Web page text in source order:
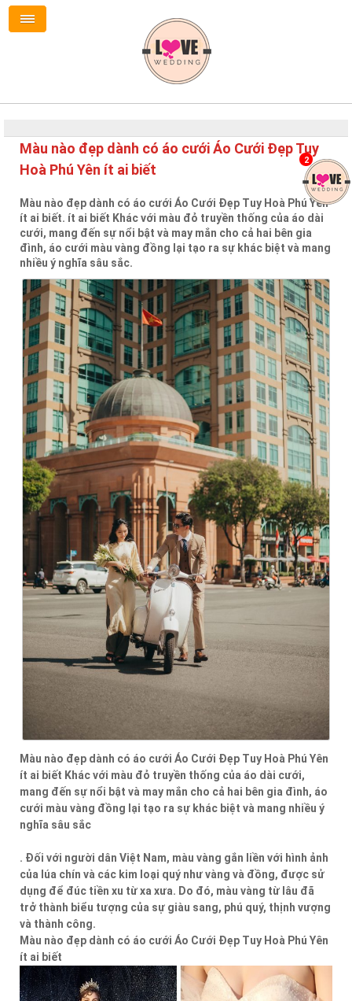
Màu nào đẹp dành có áo cưới Áo Cưới Đẹp Tuy
Hoà Phú Yên ít ai biết
Màu nào đẹp dành có áo cưới Áo Cưới Đẹp Tuy Hoà Phú Yên
ít ai biết. ít ai biết Khác với màu đỏ truyền thống của áo dài
cưới, mang đến sự nổi bật và may mắn cho cả hai bên gia
đình, áo cưới màu vàng đồng lại tạo ra sự khác biệt và mang
nhiều ý nghĩa sâu sắc.
Màu nào đẹp dành có áo cưới Áo Cưới Đẹp Tuy Hoà Phú Yên
ít ai biết Khác với màu đỏ truyền thống của áo dài cưới,
mang đến sự nổi bật và may mắn cho cả hai bên gia đình, áo
cưới màu vàng đồng lại tạo ra sự khác biệt và mang nhiều ý
nghĩa sâu sắc
. Đối với người dân Việt Nam, màu vàng gắn liền với hình ảnh
của lúa chín và các kim loại quý như vàng và đồng, được sử
dụng để đúc tiền xu từ xa xưa. Do đó, màu vàng từ lâu đã
trở thành biểu tượng của sự giàu sang, phú quý, thịnh vượng
và thành công.
Màu nào đẹp dành có áo cưới Áo Cưới Đẹp Tuy Hoà Phú Yên
ít ai biết
2